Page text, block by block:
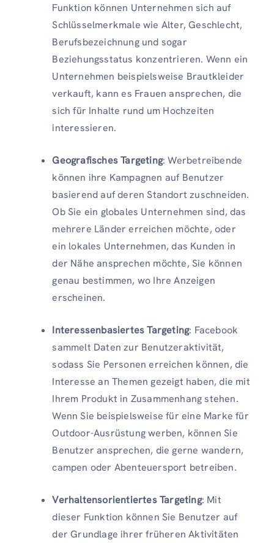
Funktion können Unternehmen sich auf
Schlüsselmerkmale wie Alter, Geschlecht,
Berufsbezeichnung und sogar
Beziehungsstatus konzentrieren. Wenn ein
Unternehmen beispielsweise Brautkleider
verkauft, kann es Frauen ansprechen, die
sich für Inhalte rund um Hochzeiten
interessieren.
Geografisches Targeting: Werbetreibende
können ihre Kampagnen auf Benutzer
basierend auf deren Standort zuschneiden.
Ob Sie ein globales Unternehmen sind, das
mehrere Länder erreichen möchte, oder
ein lokales Unternehmen, das Kunden in
der Nähe ansprechen möchte, Sie können
genau bestimmen, wo Ihre Anzeigen
erscheinen.
Interessenbasiertes Targeting: Facebook
sammelt Daten zur Benutzeraktivität,
sodass Sie Personen erreichen können, die
Interesse an Themen gezeigt haben, die mit
Ihrem Produkt in Zusammenhang stehen.
Wenn Sie beispielsweise für eine Marke für
Outdoor-Ausrüstung werben, können Sie
Benutzer ansprechen, die gerne wandern,
campen oder Abenteuersport betreiben.
Verhaltensorientiertes Targeting: Mit
dieser Funktion können Sie Benutzer auf
der Grundlage ihrer früheren Aktivitäten